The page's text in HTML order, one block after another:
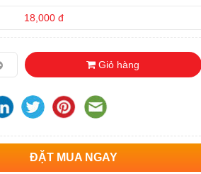
18,000 đ
Giỏ hàng
ĐẶT MUA NGAY